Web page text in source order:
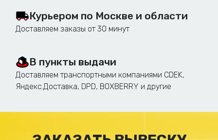
разрешений.
Использование современных
материалов и технологий
Производство световых коробов,
Курьером по Москве и области
Доставляем заказы от 30 минут
В пункты выдачи
Доставляем транспортными компаниями CDEK,
Яндекс.Доставка, DPD, BOXBERRY и другие